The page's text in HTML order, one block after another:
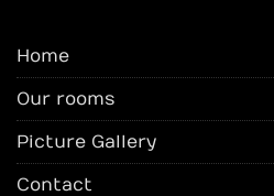
Home
Our rooms
Picture Gallery
Contact